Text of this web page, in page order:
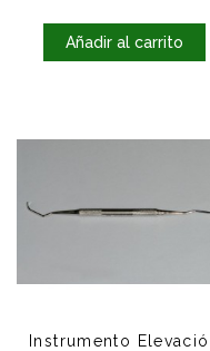
Añadir al carrito
Instrumento